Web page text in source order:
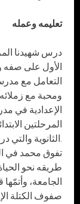
تعليمه وعمله
درس شهيدنا
الأول على صفه
التعامل مع
ومحبة مع
الإعدادية في
المرحلتين
تفوق محمد في
طريقه نحو
الجامعة،
صفوف الكتلة